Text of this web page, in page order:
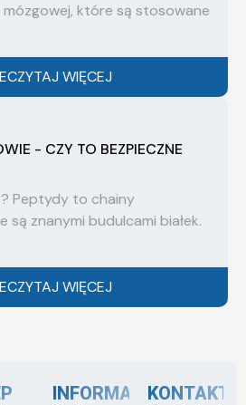
które są stosowane
WIĘCEJ
- CZY TO BEZPIECZNE
Peptydy to chainy
są znanymi budulcami białek.
WIĘCEJ
INFORMACJEKONTAKT